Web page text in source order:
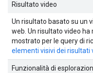
Risultato video
Un risultato basato su un
web. Un risultato video
mostrato per le query di
elementi visivi dei risultati
Funzionalità di